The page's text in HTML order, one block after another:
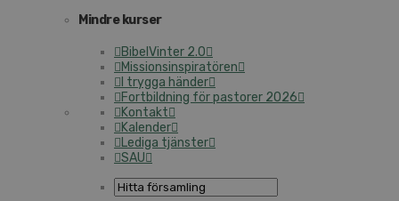
Mindre kurser
BibelVinter 2.0
Missionsinspiratören
I trygga händer
Fortbildning för pastorer 2026
Kontakt
Kalender
Lediga tjänster
SAU